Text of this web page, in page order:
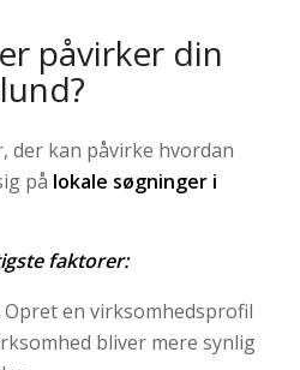
påvirker din
der kan påvirke hvordan
på lokale søgninger i
faktorer:
Opret en virksomhedsprofil
bliver mere synlig